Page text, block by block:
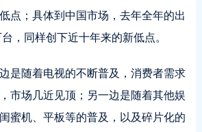
点；具体到中国市场，去年全年的出
，同样创下近十年来的新低点。
是随着电视的不断普及，消费者需求
市场几近见顶；另一边是随着其他娱
蜜机、平板等的普及，以及碎片化的